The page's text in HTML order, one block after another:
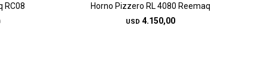
RC08 Horno Pizzero RL 4080 Reemaq
USD 4.150,00